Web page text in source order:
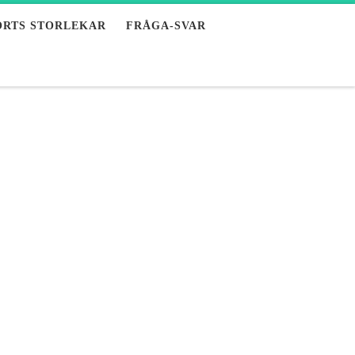
STORLEKAR FRÅGA-SVAR